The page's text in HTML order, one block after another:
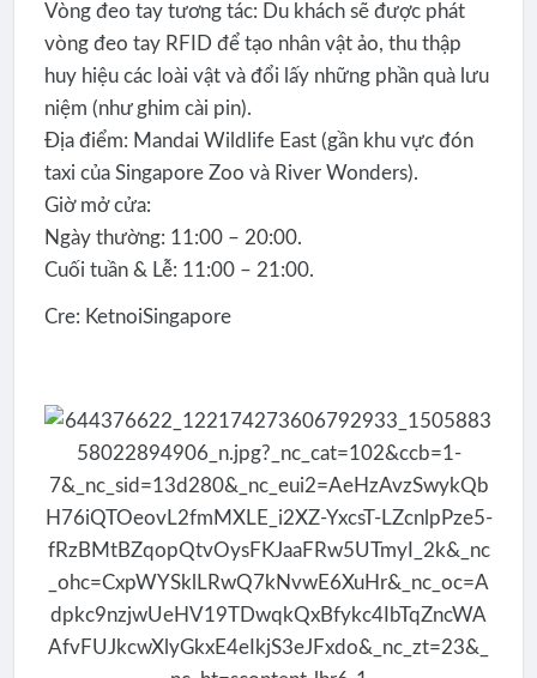
​Vòng đeo tay tương tác: Du khách sẽ được phát
vòng đeo tay RFID để tạo nhân vật ảo, thu thập
huy hiệu các loài vật và đổi lấy những phần quà lưu
niệm (như ghim cài pin).
​Địa điểm: Mandai Wildlife East (gần khu vực đón
taxi của Singapore Zoo và River Wonders).
​Giờ mở cửa:
​Ngày thường: 11:00 – 20:00.
​Cuối tuần & Lễ: 11:00 – 21:00.
Cre: KetnoiSingapore